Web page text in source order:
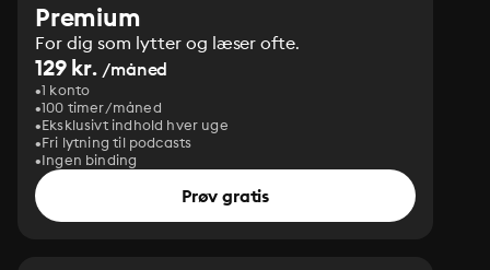
Premium
For dig som lytter og læser ofte.
129 kr. /måned
1 konto
100 timer/måned
Eksklusivt indhold hver uge
Fri lytning til podcasts
Ingen binding
Prøv gratis